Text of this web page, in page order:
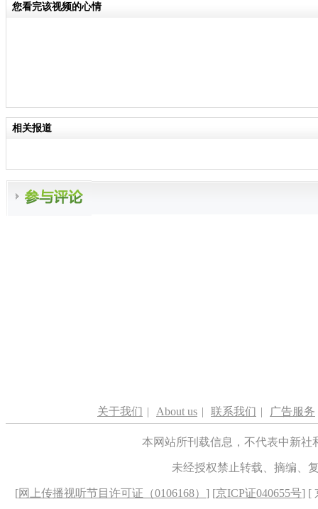
您看完该视频的心情
相关报道
关于我们 | About us | 联系我们 | 广告服务
本网站所刊载信息，不代表中新
未经授权禁止转载、摘编、
[网上传播视听节目许可证（0106168） ] [京ICP证040655号] [